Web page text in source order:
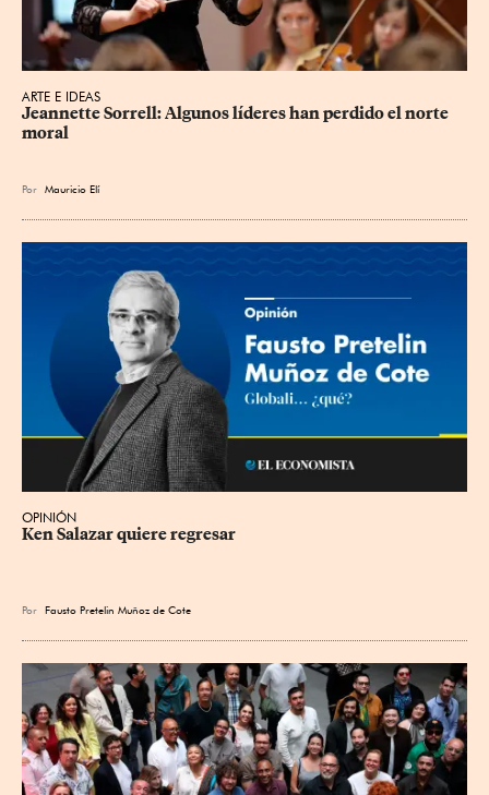
ARTE E IDEAS
Jeannette Sorrell: Algunos líderes han perdido el norte
moral
Por Mauricio Elí
OPINIÓN
Ken Salazar quiere regresar
Por Fausto Pretelin Muñoz de Cote